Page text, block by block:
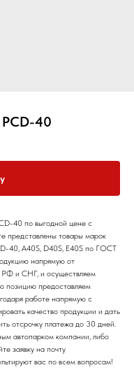
РСD-40
40 по выгодной цене с
представлены товары марок
A40S, D40S, E40S по ГОСТ
напрямую от
РФ и СНГ, и осуществляем
позицию предоставляем
работе напрямую с
качество продукции и дать
отсрочку платежа до 30 дней.
автопарком компании, либо
заявку на почту
вас по всем вопросам!